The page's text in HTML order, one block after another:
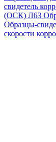
свидетель
(ОСК) Л63
Образцы-
скорости